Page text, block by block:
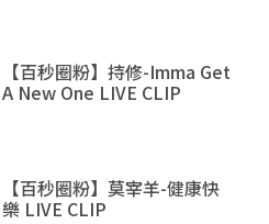
【百秒圈粉】持修-Imma Get
A New One LIVE CLIP
【百秒圈粉】莫宰羊-健康快
樂 LIVE CLIP